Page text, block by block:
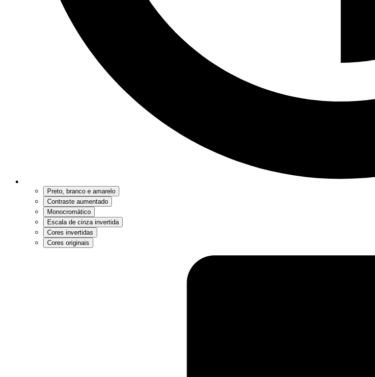
Preto, branco e amarelo
Contraste aumentado
Monocromático
Escala de cinza invertida
Cores invertidas
Cores originais